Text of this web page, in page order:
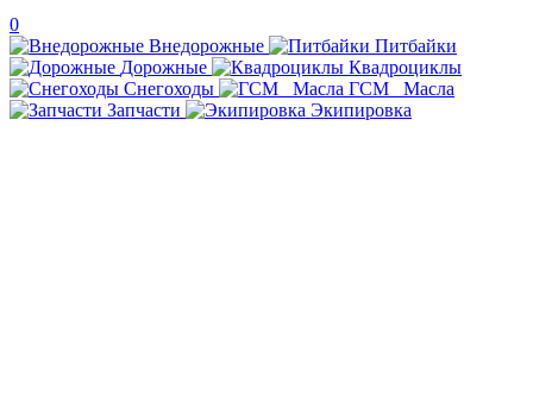
0
Внедорожные
Питбайки
Дорожные
Квадроциклы
Снегоходы
ГСМ _Масла
Запчасти
Экипировка